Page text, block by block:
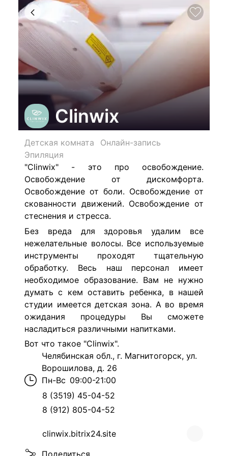
Clinwix
Детская комната
Онлайн-запись
Эпиляция
"Clinwix" - это про освобождение.
Освобождение от дискомфорта.
Освобождение от боли. Освобождение от
скованности движений. Освобождение от
стеснения и стресса.
Без вреда для здоровья удалим все
нежелательные волосы. Все используемые
инструменты проходят тщательную
обработку. Весь наш персонал имеет
необходимое образование. Вам не нужно
думать с кем оставить ребенка, в нашей
студии имеется детская зона. А во время
ожидания процедуры Вы сможете
насладиться различными напитками.
Вот что такое "Clinwix".
Челябинская обл., г. Магнитогорск, ул.
Ворошилова, д. 26
Пн-Вс 09:00-21:00
8 (3519) 45-04-52
8 (912) 805-04-52
clinwix.bitrix24.site